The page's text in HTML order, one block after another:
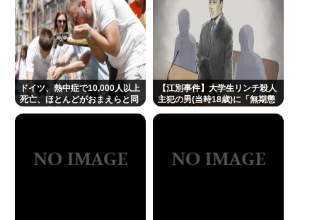
ドイツ、熱中症で10,000人以上
死亡、ほとんどがおまえらと同
【江別事件】大学生リンチ殺人
主犯の男(当時18歳)に「無期懲